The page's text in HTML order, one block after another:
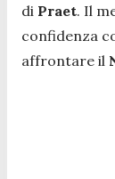
di Praet. Il
confidenza
affrontare il